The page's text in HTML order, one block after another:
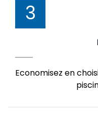
3
Economisez en